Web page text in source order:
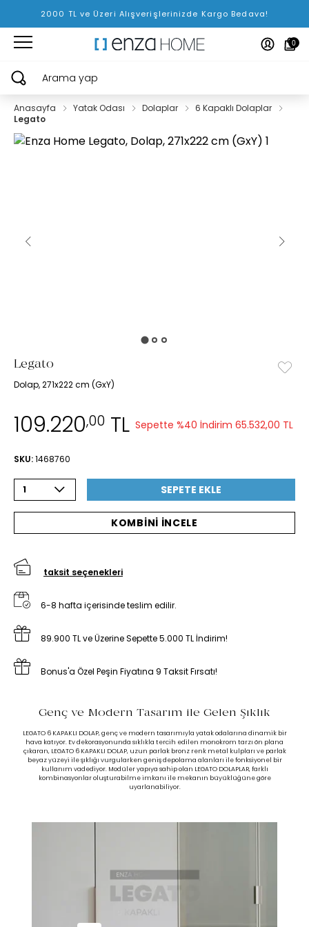
2000 TL ve Üzeri Alışverişlerinizde Kargo Bedava!
0
Arama yap
Anasayfa Yatak Odası Dolaplar
6 Kapaklı Dolaplar
Legato
Legato
Dolap, 271x222 cm (GxY)
109.220,00 TL Sepette %40 İndirim 65.532,00 TL
SKU:1468760
1 SEPETE EKLE
KOMBİNİ İNCELE
taksit seçenekleri
6-8 hafta içerisinde teslim edilir.
89.900 TL ve Üzerine Sepette 5.000 TL İndirim!
Bonus'a Özel Peşin Fiyatına 9 Taksit Fırsatı!
Genç ve Modern Tasarım ile Gelen Şıklık
LEGATO 6 KAPAKLI DOLAP, genç ve modern tasarımıyla yatak odalarına dinamik bir
hava katıyor. Ev dekorasyonunda sıklıkla tercih edilen monokrom tarzı ön plana
çıkaran, LEGATO 6 KAPAKLI DOLAP, uzun parlak bronz renk metal kulpları ve parlak
beyaz yüzeyi ile şıklığı vurgularken geniş depolama alanları ile fonksiyonel bir
kullanım vadediyor. Modüler yapıya sahip olan LEGATO DOLAPLAR, farklı
kombinasyonlar oluşturabilme imkanı ile mekanın büyüklüğüne göre
uyarlanabiliyor.